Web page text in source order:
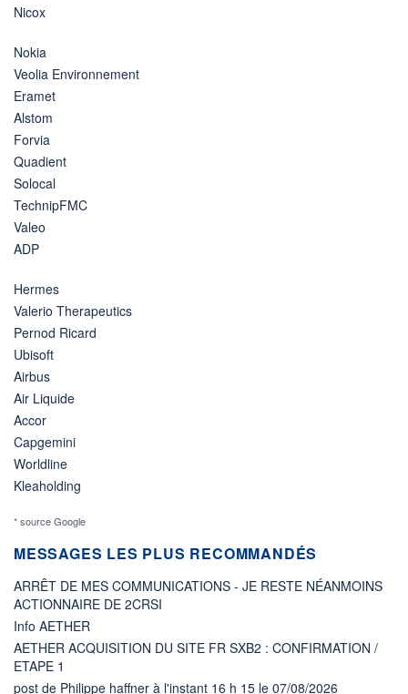
Nicox
Nokia
Veolia Environnement
Eramet
Alstom
Forvia
Quadient
Solocal
TechnipFMC
Valeo
ADP
Hermes
Valerio Therapeutics
Pernod Ricard
Ubisoft
Airbus
Air Liquide
Accor
Capgemini
Worldline
Kleaholding
* source Google
MESSAGES LES PLUS RECOMMANDÉS
ARRÊT DE MES COMMUNICATIONS - JE RESTE NÉANMOINS
ACTIONNAIRE DE 2CRSI
Info AETHER
AETHER ACQUISITION DU SITE FR SXB2 : CONFIRMATION /
ETAPE 1
post de Philippe haffner à l'instant 16 h 15 le 07/08/2026